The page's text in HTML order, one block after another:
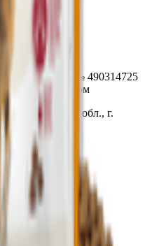
регистрации № 490314725
облисполкомом
Гомельская обл., г.